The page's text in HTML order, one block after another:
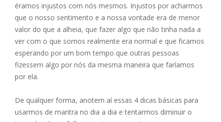
éramos injustos com nós mesmos. Injustos por acharmos
que o nosso sentimento e a nossa vontade era de menor
valor do que a alheia, que fazer algo que não tinha nada a
ver com o que somos realmente era normal e que ficamos
esperando por um bom tempo que outras pessoas
fizessem algo por nós da mesma maneira que faríamos
por ela.
De qualquer forma, anotem aí essas 4 dicas básicas para
usarmos de mantra no dia a dia e tentarmos diminuir o